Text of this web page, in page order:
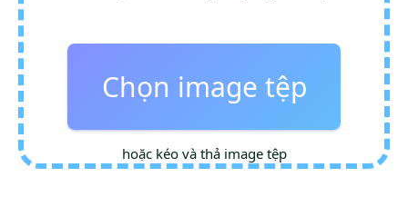
Chọn image tệp
hoặc kéo và thả image tệp